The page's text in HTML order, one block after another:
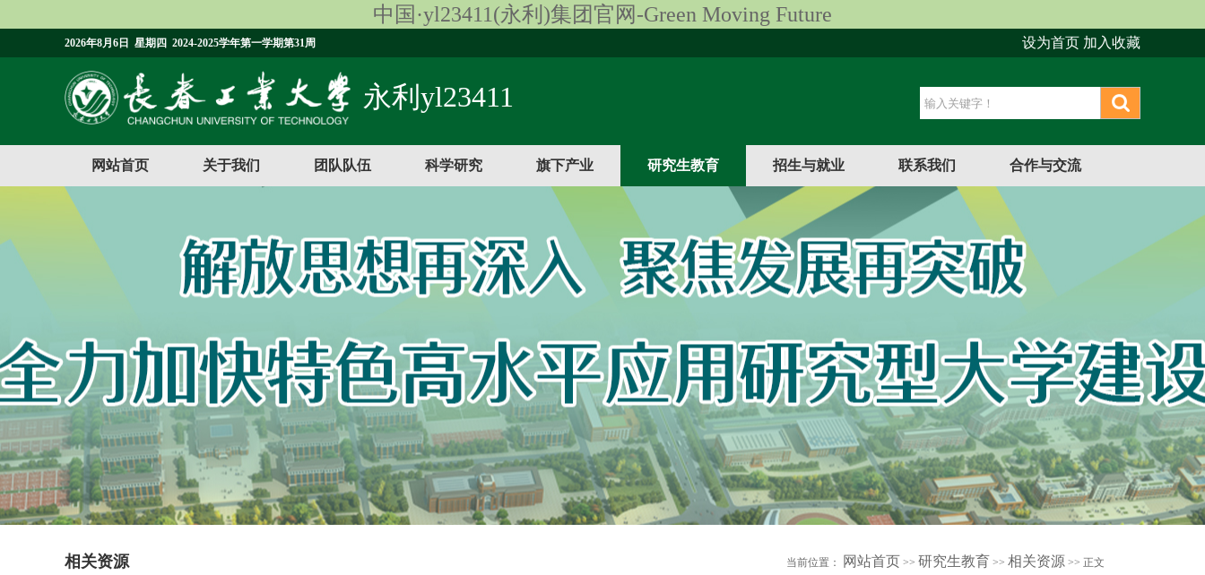
中国·yl23411(永利)集团官网-Green Moving Future
2026年8月6日 星期四 2024-2025学年第一学期第31周 设为首页 加入收藏
永利yl23411
网站首页 关于我们 团队队伍 科学研究 旗下产业 研究生教育 招生与就业 联系我们 合作与交流
相关资源 当前位置： 网站首页 >> 研究生教育 >> 相关资源 >> 正文